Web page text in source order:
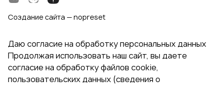
Создание сайта — nopreset
Даю согласие на обработку персональных данных
Продолжая использовать наш сайт, вы даете
согласие на обработку файлов cookie,
пользовательских данных (сведения о